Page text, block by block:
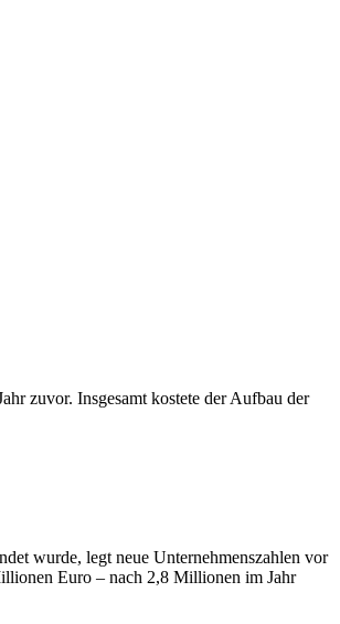
zuvor. Insgesamt kostete der Aufbau der
wurde, legt neue Unternehmenszahlen vor
Euro – nach 2,8 Millionen im Jahr